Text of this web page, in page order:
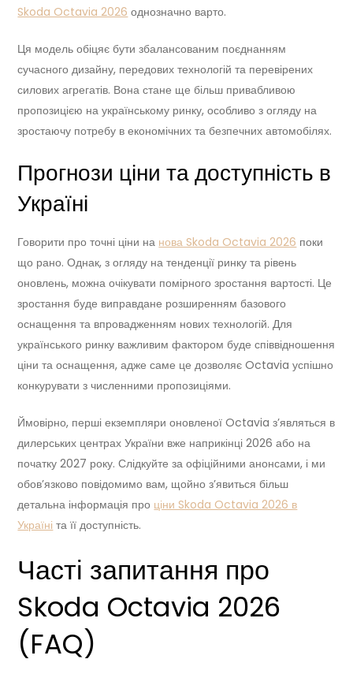
Skoda Octavia 2026 однозначно варто.
Ця модель обіцяє бути збалансованим поєднанням
сучасного дизайну, передових технологій та перевірених
силових агрегатів. Вона стане ще більш привабливою
пропозицією на українському ринку, особливо з огляду на
зростаючу потребу в економічних та безпечних автомобілях.
Прогнози ціни та доступність в
Україні
Говорити про точні ціни на нова Skoda Octavia 2026 поки
що рано. Однак, з огляду на тенденції ринку та рівень
оновлень, можна очікувати помірного зростання вартості. Це
зростання буде виправдане розширенням базового
оснащення та впровадженням нових технологій. Для
українського ринку важливим фактором буде співвідношення
ціни та оснащення, адже саме це дозволяє Octavia успішно
конкурувати з численними пропозиціями.
Ймовірно, перші екземпляри оновленої Octavia з’являться в
дилерських центрах України вже наприкінці 2026 або на
початку 2027 року. Слідкуйте за офіційними анонсами, і ми
обов’язково повідомимо вам, щойно з’явиться більш
детальна інформація про ціни Skoda Octavia 2026 в
Україні та її доступність.
Часті запитання про
Skoda Octavia 2026
(FAQ)